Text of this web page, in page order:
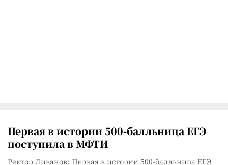
Первая в истории 500-балльница ЕГЭ
поступила в МФТИ
Ректор Ливанов: Первая в истории 500-балльница ЕГЭ